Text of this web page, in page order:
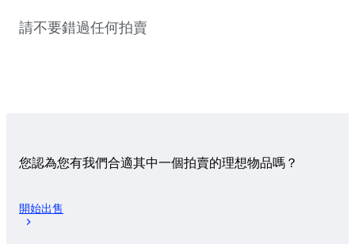
請不要錯過任何拍賣
您認為您有我們合適其中一個拍賣的理想物品嗎？
開始出售